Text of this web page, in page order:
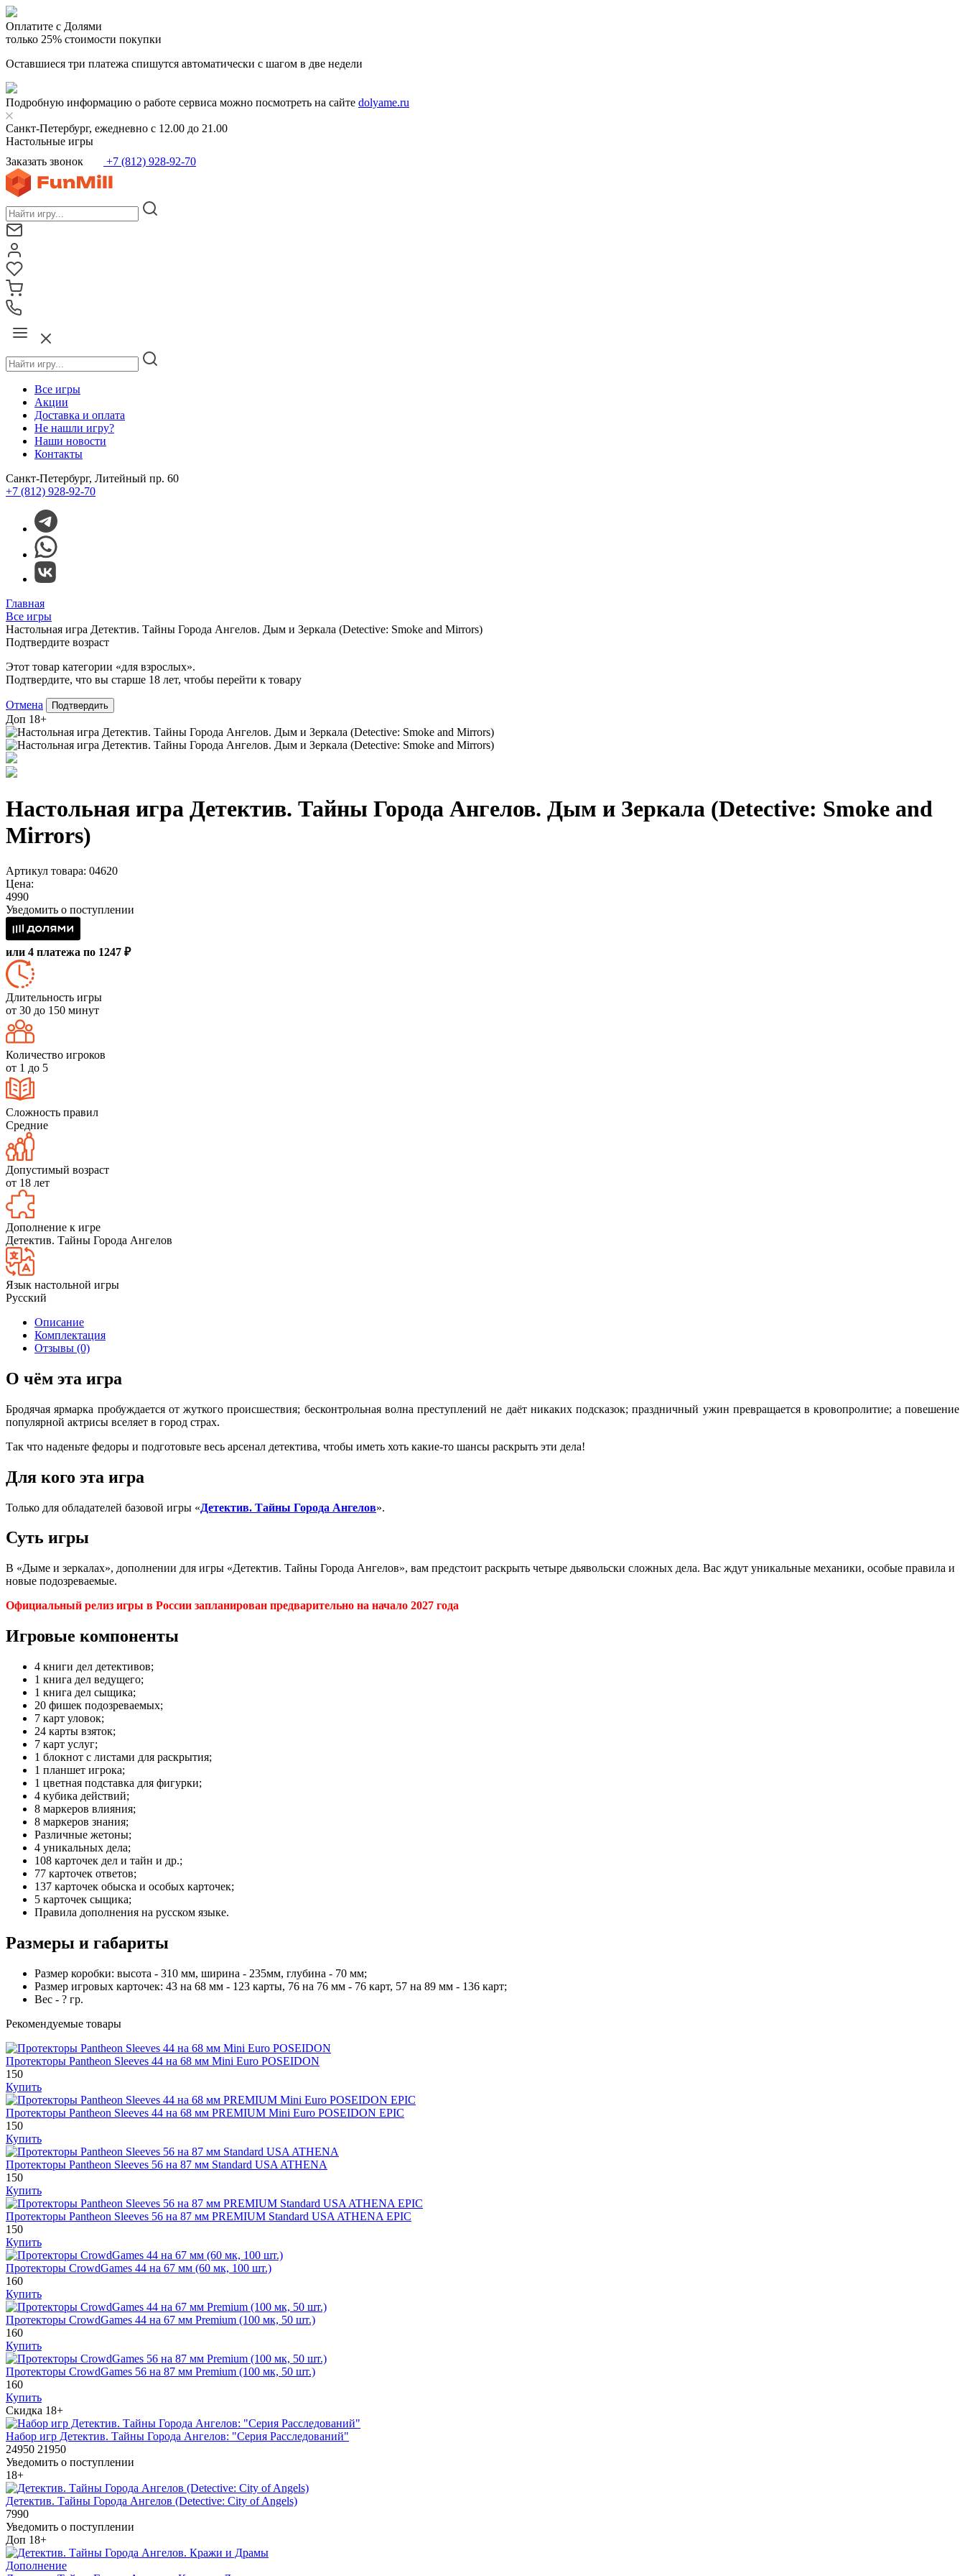
Оплатите с Долями
только 25% стоимости покупки
Оставшиеся три платежа спишутся автоматически с шагом в две недели
Подробную информацию о работе сервиса можно посмотреть на сайте dolyame.ru
Санкт-Петербург, ежедневно с 12.00 до 21.00
Настольные игры
Заказать звонок
+7 (812) 928-92-70
Все игры
Акции
Доставка и оплата
Не нашли игру?
Наши новости
Контакты
Санкт-Петербург, Литейный пр. 60
+7 (812) 928-92-70
Главная
Все игры
Настольная игра Детектив. Тайны Города Ангелов. Дым и Зеркала (Detective: Smoke and Mirrors)
Подтвердите возраст
Этот товар категории «для взрослых».
Подтвердите, что вы старше 18 лет, чтобы перейти к товару
Отмена Подтвердить
Доп 18+
Настольная игра Детектив. Тайны Города Ангелов. Дым и Зеркала (Detective: Smoke and
Mirrors)
Артикул товара: 04620
Цена:
4990
Уведомить о поступлении
или 4 платежа по 1247 ₽
Длительность игры
от 30 до 150 минут
Количество игроков
от 1 до 5
Сложность правил
Средние
Допустимый возраст
от 18 лет
Дополнение к игре
Детектив. Тайны Города Ангелов
Язык настольной игры
Русский
Описание
Комплектация
Отзывы (0)
О чём эта игра
Бродячая ярмарка пробуждается от жуткого происшествия; бесконтрольная волна преступлений не даёт никаких подсказок; праздничный ужин превращается в кровопролитие; а повешение
популярной актрисы вселяет в город страх.
Так что наденьте федоры и подготовьте весь арсенал детектива, чтобы иметь хоть какие-то шансы раскрыть эти дела!
Для кого эта игра
Только для обладателей базовой игры «Детектив. Тайны Города Ангелов».
Суть игры
В «Дыме и зеркалах», дополнении для игры «Детектив. Тайны Города Ангелов», вам предстоит раскрыть четыре дьявольски сложных дела. Вас ждут уникальные механики, особые правила и
новые подозреваемые.
Официальный релиз игры в России запланирован предварительно на начало 2027 года
Игровые компоненты
4 книги дел детективов;
1 книга дел ведущего;
1 книга дел сыщика;
20 фишек подозреваемых;
7 карт уловок;
24 карты взяток;
7 карт услуг;
1 блокнот с листами для раскрытия;
1 планшет игрока;
1 цветная подставка для фигурки;
4 кубика действий;
8 маркеров влияния;
8 маркеров знания;
Различные жетоны;
4 уникальных дела;
108 карточек дел и тайн и др.;
77 карточек ответов;
137 карточек обыска и особых карточек;
5 карточек сыщика;
Правила дополнения на русском языке.
Размеры и габариты
Размер коробки: высота - 310 мм, ширина - 235мм, глубина - 70 мм;
Размер игровых карточек: 43 на 68 мм - 123 карты, 76 на 76 мм - 76 карт, 57 на 89 мм - 136 карт;
Вес - ? гр.
Рекомендуемые товары
Протекторы Pantheon Sleeves 44 на 68 мм Mini Euro POSEIDON
150
Купить
Протекторы Pantheon Sleeves 44 на 68 мм PREMIUM Mini Euro POSEIDON EPIC
150
Купить
Протекторы Pantheon Sleeves 56 на 87 мм Standard USA ATHENA
150
Купить
Протекторы Pantheon Sleeves 56 на 87 мм PREMIUM Standard USA ATHENA EPIC
150
Купить
Протекторы CrowdGames 44 на 67 мм (60 мк, 100 шт.)
160
Купить
Протекторы CrowdGames 44 на 67 мм Premium (100 мк, 50 шт.)
160
Купить
Протекторы CrowdGames 56 на 87 мм Premium (100 мк, 50 шт.)
160
Купить
Скидка 18+
Набор игр Детектив. Тайны Города Ангелов: "Серия Расследований"
24950 21950
Уведомить о поступлении
18+
Детектив. Тайны Города Ангелов (Detective: City of Angels)
7990
Уведомить о поступлении
Доп 18+
Дополнение